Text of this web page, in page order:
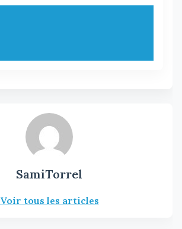
SamiTorrel
Voir tous les articles